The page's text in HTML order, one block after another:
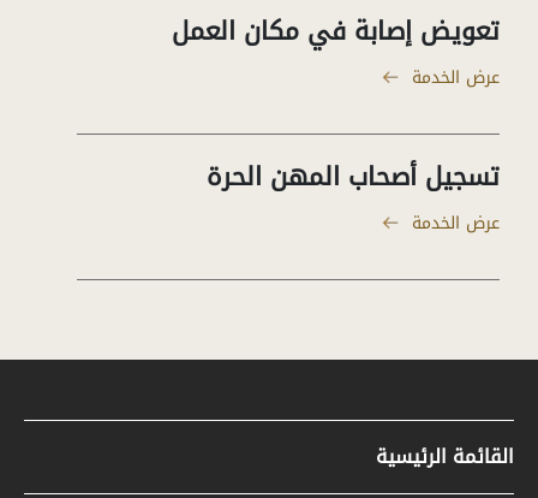
تعويض إصابة في مكان العمل
عرض الخدمة
تسجيل أصحاب المهن الحرة
عرض الخدمة
القائمة الرئيسية